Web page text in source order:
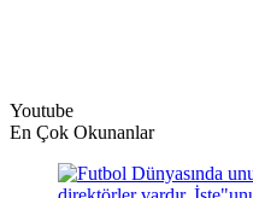
Youtube
En Çok Okunanlar